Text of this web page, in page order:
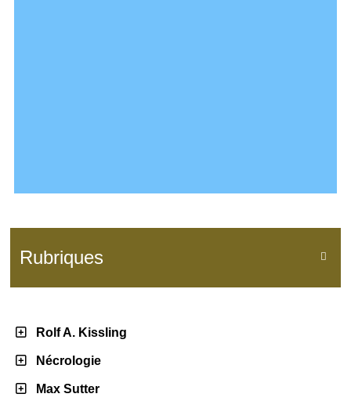

Rubriques
Rolf A. Kissling
Nécrologie
Max Sutter